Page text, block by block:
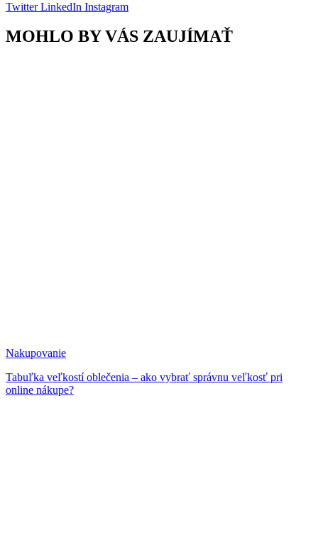
TwitterLinkedIn Instagram
MOHLO BY VÁS ZAUJÍMAŤ
Nakupovanie
Tabuľka veľkostí oblečenia – ako vybrať správnu veľkosť pri
online nákupe?